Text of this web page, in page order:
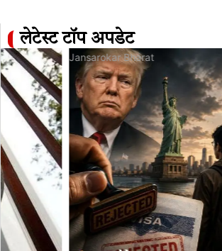
लेटेस्ट टॉप अपडेट
Jansarokar Bharat